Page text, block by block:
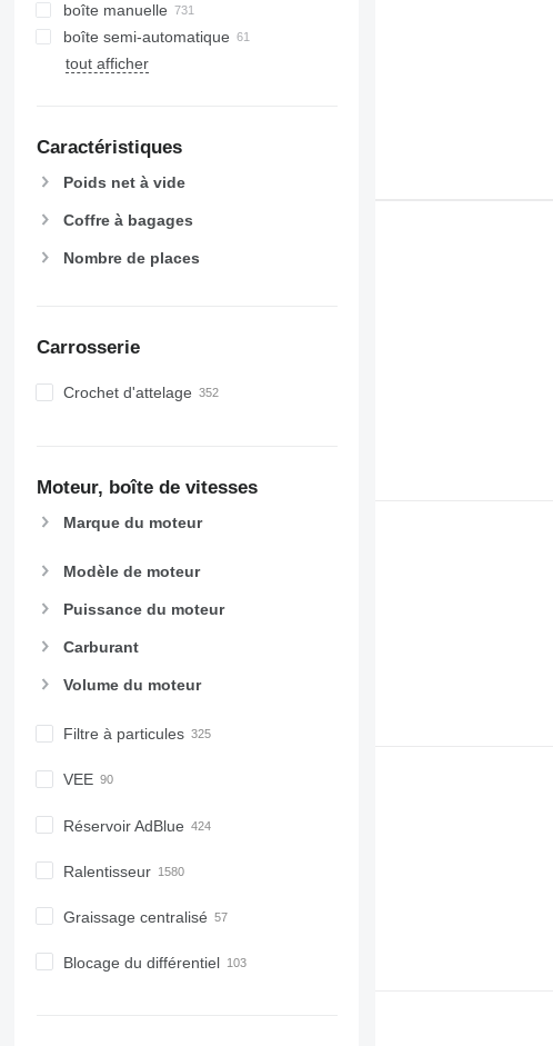
boîte manuelle
boîte semi-automatique
tout afficher
Caractéristiques
Poids net à vide
Coffre à bagages
Nombre de places
Carrosserie
Crochet d'attelage
Moteur, boîte de vitesses
Marque du moteur
Modèle de moteur
Puissance du moteur
Carburant
Volume du moteur
Filtre à particules
VEE
Réservoir AdBlue
Ralentisseur
Graissage centralisé
Blocage du différentiel